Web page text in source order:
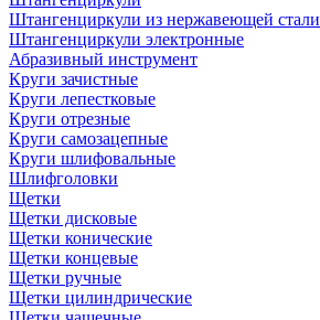
Штангенциркули из нержавеющей стали
Штангенциркули электронные
Абразивный инструмент
Круги зачистные
Круги лепестковые
Круги отрезные
Круги самозацепные
Круги шлифовальные
Шлифголовки
Щетки
Щетки дисковые
Щетки конические
Щетки концевые
Щетки ручные
Щетки цилиндрические